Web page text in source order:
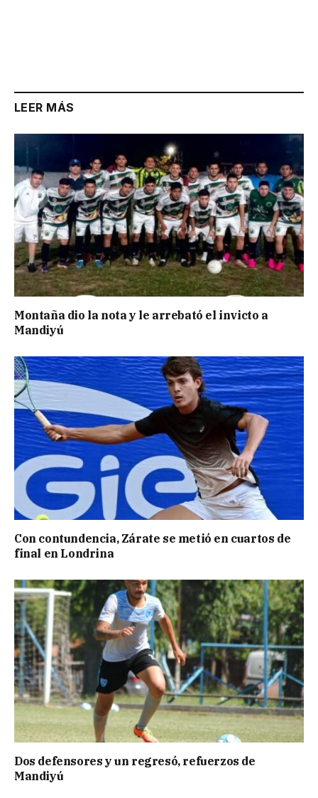
LEER MÁS
Montaña dio la nota y le arrebató el invicto a
Mandiyú
Con contundencia, Zárate se metió en cuartos de
final en Londrina
Dos defensores y un regresó, refuerzos de
Mandiyú